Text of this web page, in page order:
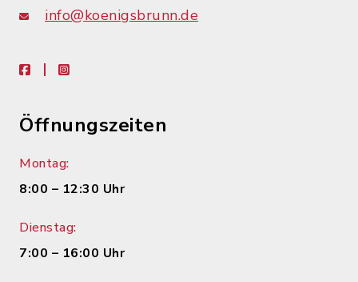
info@koenigsbrunn.de
facebookinstagram
Öffnungszeiten
Montag:
8:00 – 12:30 Uhr
Dienstag:
7:00 – 16:00 Uhr